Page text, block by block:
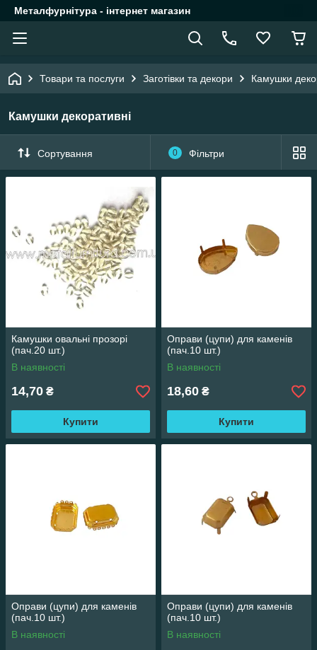
Металфурнітура - інтернет магазин
Товари та послуги Заготівки та декори Камушки
Камушки декоративні
Сортування 0 Фільтри
Камушки овальні прозорі
(пач.20 шт.)
В наявності
14,70 ₴
Купити
Оправи (цупи) для каменів
(пач.10 шт.)
В наявності
18,60 ₴
Купити
Оправи (цупи) для каменів
(пач.10 шт.)
В наявності
Оправи (цупи) для каменів
(пач.10 шт.)
В наявності